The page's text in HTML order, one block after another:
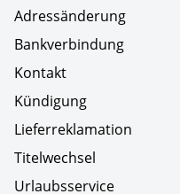
Adressänderung
Bankverbindung
Kontakt
Kündigung
Lieferreklamation
Titelwechsel
Urlaubsservice